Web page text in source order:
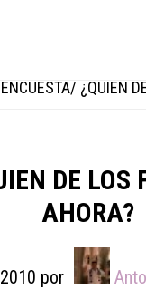
ENCUESTA/ ¿QUIEN
DE
AHORA?
por